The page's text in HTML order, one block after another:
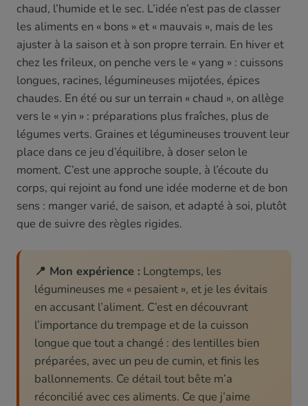
chaud, l’humide et le sec. L’idée n’est pas de classer
les aliments en « bons » et « mauvais », mais de les
ajuster à la saison et à son propre terrain. En hiver et
chez les frileux, on penche vers le « yang » : cuissons
longues, racines, légumineuses mijotées, épices
chaudes. En été ou sur un terrain « chaud », on allège
vers le « yin » : préparations plus fraîches, plus de
légumes verts. Graines et légumineuses trouvent leur
place dans ce jeu d’équilibre, à doser selon le
moment. C’est une approche souple, à l’écoute du
corps, qui rejoint au fond une idée moderne et de bon
sens : manger varié, de saison, et adapté à soi, plutôt
que de suivre des règles rigides.
📍 Mon expérience : Longtemps, les
légumineuses me « pesaient », et je les évitais
en accusant l’aliment. C’est en découvrant
l’importance du trempage et de la cuisson
longue que tout a changé : des lentilles bien
préparées, avec un peu de cumin, et finis les
ballonnements. Ce détail tout bête m’a
réconcilié avec ces aliments. Ce que j’aime